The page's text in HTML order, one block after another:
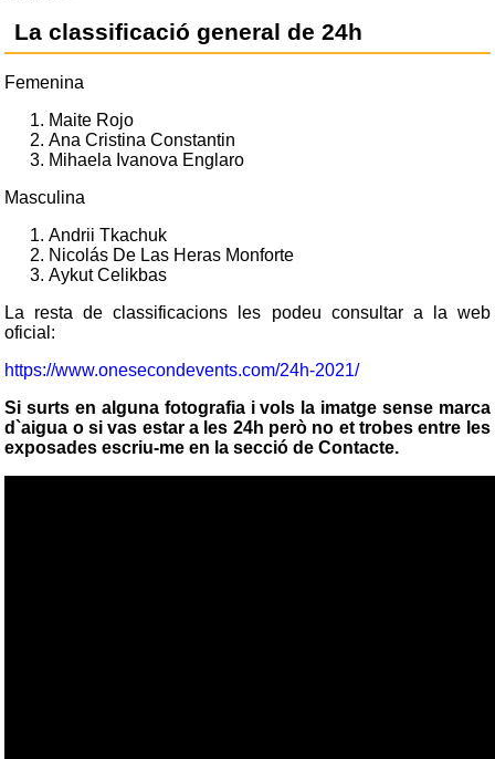
La classificació general de 24h
Femenina
Maite Rojo
Ana Cristina Constantin
Mihaela Ivanova Englaro
Masculina
Andrii Tkachuk
Nicolás De Las Heras Monforte
Aykut Celikbas
La resta de classificacions les podeu consultar a la web
oficial:
https://www.onesecondevents.com/24h-2021/
Si surts en alguna fotografia i vols la imatge sense marca
d`aigua o si vas estar a les 24h però no et trobes entre les
exposades escriu-me en la secció de Contacte.